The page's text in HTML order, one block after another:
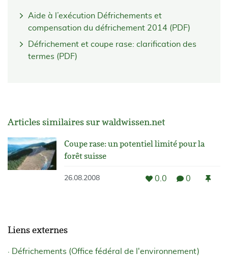
Aide à l’exécution Défrichements et
compensation du défrichement 2014 (PDF)
Défrichement et coupe rase: clarification des
termes (PDF)
Articles similaires sur waldwissen.net
Coupe rase: un potentiel limité pour la
forêt suisse
26.08.2008 0.0 0
Liens externes
Défrichements (Office fédéral de l'environnement)